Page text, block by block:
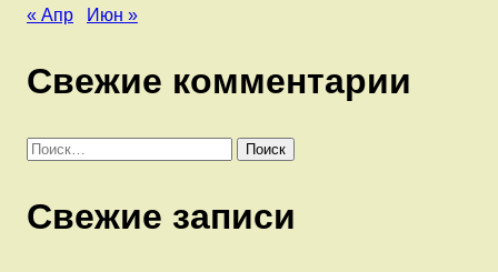
« Апр
Июн »
Свежие комментарии
Найти:
Свежие записи